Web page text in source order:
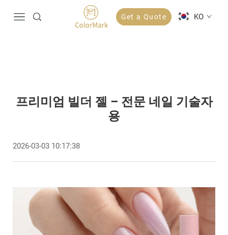
Get a Quote KO
프리미엄 빌더 젤 – 전문 네일 기술자
용
2026-03-03 10:17:38